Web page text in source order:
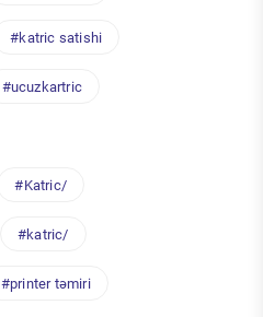
#katric satishi
#ucuzkartric
#Katric/
#katric/
#printer təmiri